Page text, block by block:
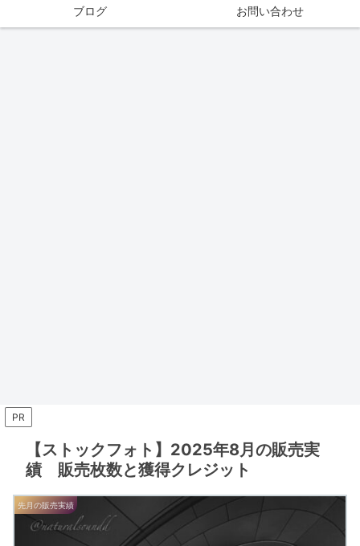
ブログ お問い合わせ
PR
【ストックフォト】2025年8月の販売実
績 販売枚数と獲得クレジット
先月の販売実績